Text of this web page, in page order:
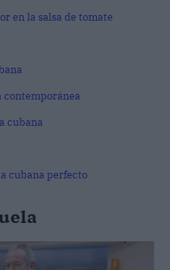
en la salsa de tomate
contemporánea
cubana
cubana perfecto